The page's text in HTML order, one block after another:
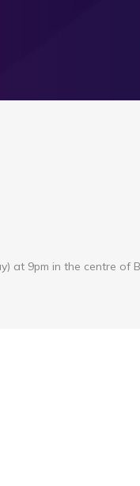
at 9pm in the centre of